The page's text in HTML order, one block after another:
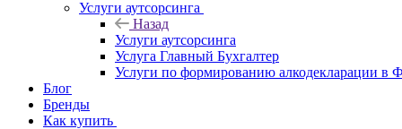
Услуги аутсорсинга
Назад
Услуги аутсорсинга
Услуга Главный Бухгалтер
Услуги по формированию алкодекларации в
Блог
Бренды
Как купить